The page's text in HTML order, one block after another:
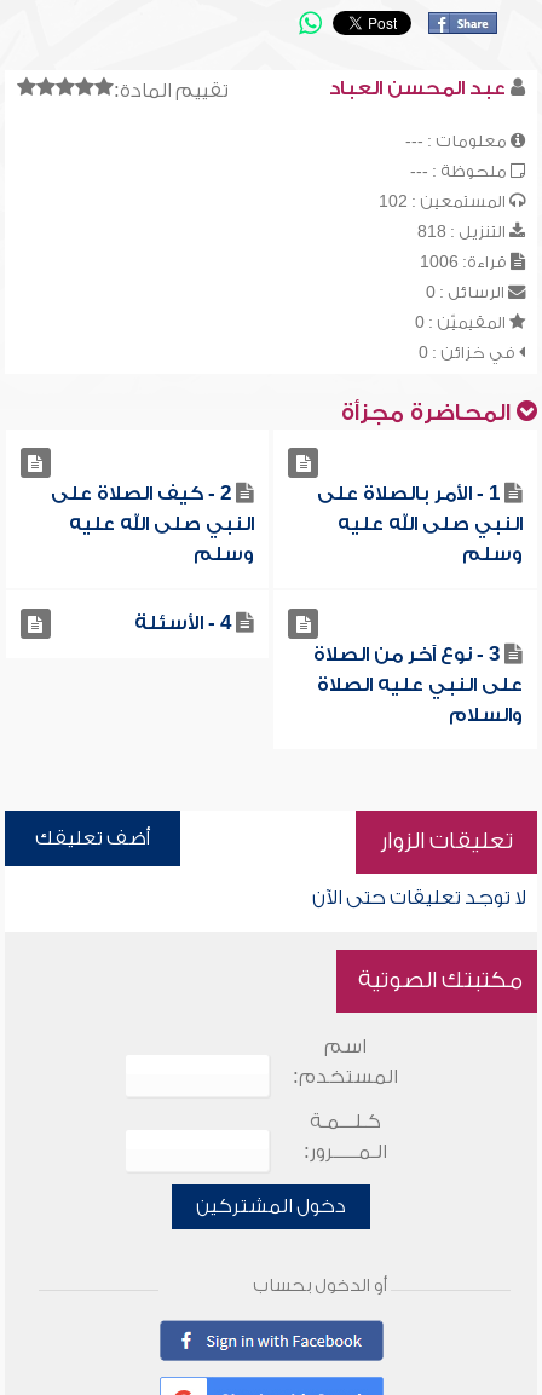
تقييم المادة: عبد المحسن العباد
معلومات : ---
ملحوظة : ---
المستمعين : 102
التنزيل : 818
قراءة: 1006
الرسائل : 0
المقيميّن : 0
في خزائن : 0
المحاضرة مجزأة
1 - الأمر بالصلاة على
النبي صلى الله عليه
وسلم
2 - كيف الصلاة على
النبي صلى الله عليه
وسلم
3 - نوع آخر من الصلاة
على النبي عليه الصلاة
والسلام
4 - الأسئلة
تعليقات الزوار أضف تعليقك
لا توجد تعليقات حتى الآن
مكتبتك الصوتية
اسم
المستخدم:
كـلـــمـة
الـمـــــرور:
دخول المشتركين
أو الدخول بحساب